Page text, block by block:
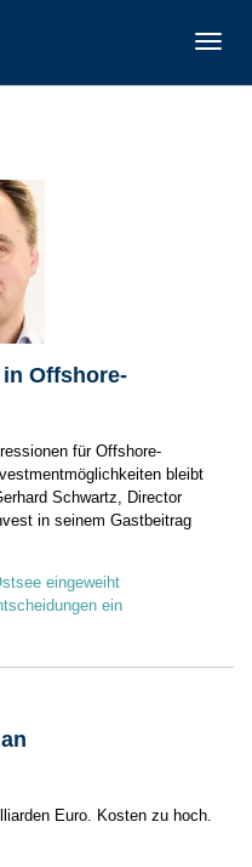
Offshore-
für Offshore-
bleibt
Schwartz, Director
in seinem Gastbeitrag
eingeweiht
ein
Euro. Kosten zu hoch.